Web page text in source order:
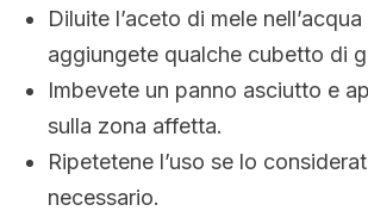
Diluite l’aceto di mele nell’acqua
aggiungete qualche cubetto di
Imbevete un panno asciutto e
sulla zona affetta.
Ripetetene l’uso se lo
necessario.